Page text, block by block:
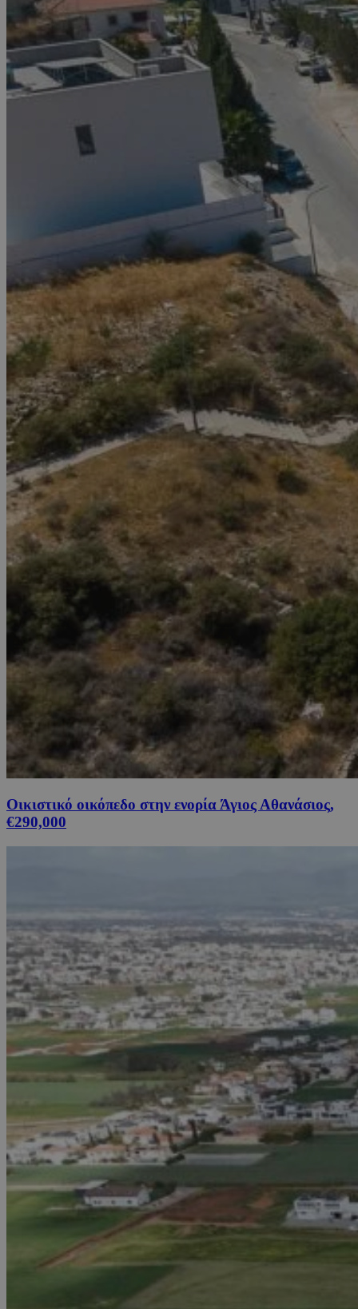
Οικιστικό οικόπεδο στην ενορία Άγιος Αθανάσιος,
€290,000